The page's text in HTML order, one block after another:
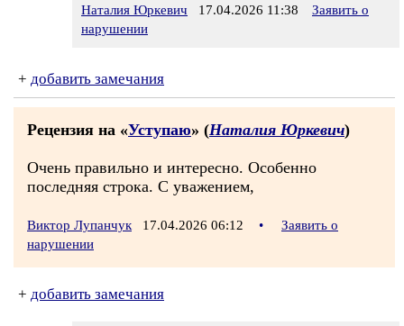
Наталия Юркевич 17.04.2026 11:38
Заявить о
нарушении
+ добавить замечания
Рецензия на «Уступаю» (Наталия Юркевич)
Очень правильно и интересно. Особенно
последняя строка. С уважением,
Виктор Лупанчук 17.04.2026 06:12 •
Заявить о
нарушении
+ добавить замечания